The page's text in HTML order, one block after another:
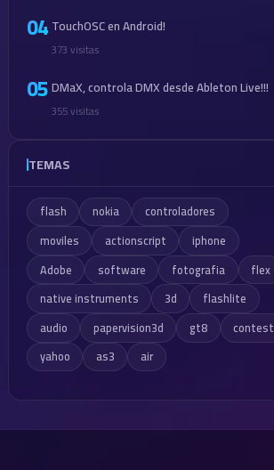
04TouchOSC en Android!
373 visitas
05DMaX, controla DMX desde Ableton Live!!!
355 visitas
TEMAS
flash nokia
controladores
moviles
actionscript
iphone
Adobe
software fotografia
flex
native instruments
3d
flashlite
audio
papervision3d gt8
contest
yahoo
as3 air